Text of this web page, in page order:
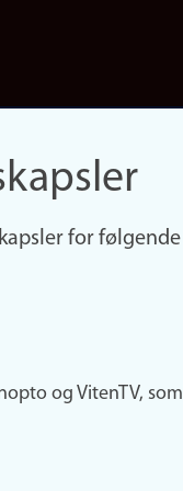
for følgende
og VitenTV, som